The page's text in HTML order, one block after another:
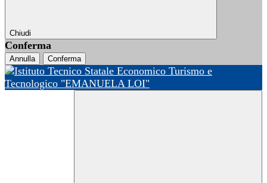
Chiudi
Conferma
Annulla Conferma